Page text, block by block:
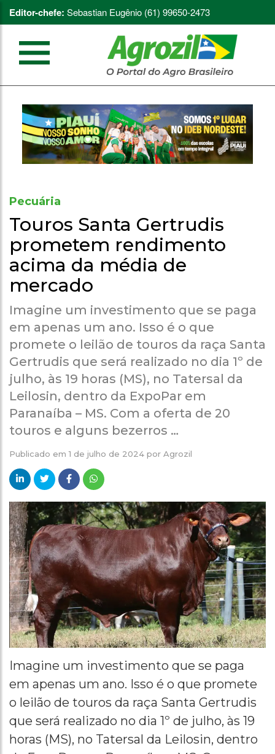
Editor-chefe: Sebastian Eugênio (61) 99650-2473
Pecuária
Touros Santa Gertrudis
prometem rendimento
acima da média de
mercado
Imagine um investimento que se paga
em apenas um ano. Isso é o que
promete o leilão de touros da raça Santa
Gertrudis que será realizado no dia 1º de
julho, às 19 horas (MS), no Tatersal da
Leilosin, dentro da ExpoPar em
Paranaíba – MS. Com a oferta de 20
touros e alguns bezerros …
Publicado em1 de julho de 2024 por Agrozil
Imagine um investimento que se paga
em apenas um ano. Isso é o que promete
o leilão de touros da raça Santa Gertrudis
que será realizado no dia 1º de julho, às 19
horas (MS), no Tatersal da Leilosin, dentro